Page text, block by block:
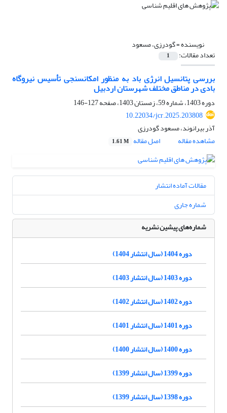
نویسنده =گودرزی، مسعود
تعداد مقالات: 1
بررسی پتانسیل انرژی باد به منظور امکان‎سنجی تأسیس نیروگاه
بادی در مناطق مختلف شهرستان اردبیل
دوره 1403، شماره 59، زمستان 1403، صفحه
127-146
10.22034/jcr.2025.203808
آذر بیرانوند، مسعود گودرزی
مشاهده مقاله
اصل مقاله 1.61 M
مقالات آماده انتشار
شماره جاری
شماره‌های پیشین نشریه
دوره 1404 (سال انتشار 1404)
دوره 1403 (سال انتشار 1403)
دوره 1402 (سال انتشار 1402)
دوره 1401 (سال انتشار 1401)
دوره 1400 (سال انتشار 1400)
دوره 1399 (سال انتشار 1399)
دوره 1398 (سال انتشار 1399)